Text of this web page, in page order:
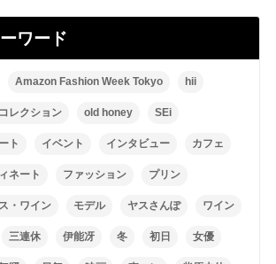
ワード
Amazon Fashion Week Tokyo hii
レクション old honey SEi
ト イベント インタビュー カフェ
ネート ファッション プリン
・ワイン モデル ヤスさんぽ ワイン
三連休 伊能冴 冬 初日 女優